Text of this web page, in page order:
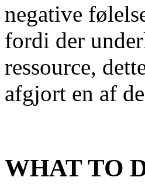
negative
fordi der
ressource,
afgjort en af
WHAT TO